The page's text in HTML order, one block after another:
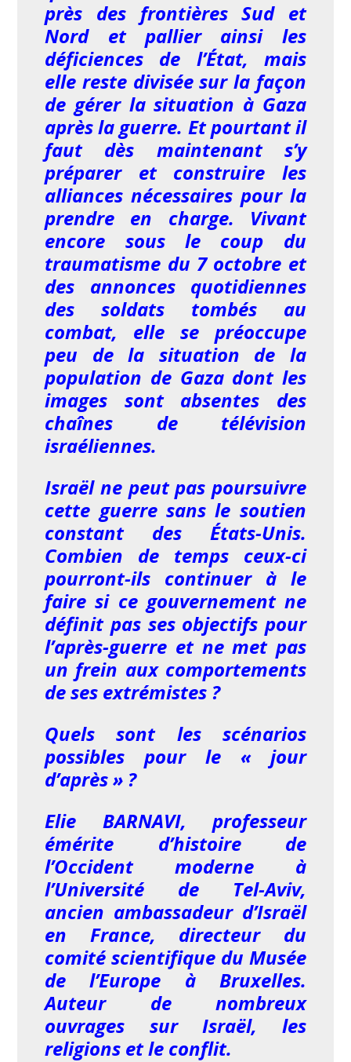
près des frontières Sud et
Nord et pallier ainsi les
déficiences de l’État, mais
elle reste divisée sur la façon
de gérer la situation à Gaza
après la guerre. Et pourtant il
faut dès maintenant s’y
préparer et construire les
alliances nécessaires pour la
prendre en charge. Vivant
encore sous le coup du
traumatisme du 7 octobre et
des annonces quotidiennes
des soldats tombés au
combat, elle se préoccupe
peu de la situation de la
population de Gaza dont les
images sont absentes des
chaînes de télévision
israéliennes.
Israël ne peut pas poursuivre
cette guerre sans le soutien
constant des États-Unis.
Combien de temps ceux-ci
pourront-ils continuer à le
faire si ce gouvernement ne
définit pas ses objectifs pour
l’après-guerre et ne met pas
un frein aux comportements
de ses extrémistes ?
Quels sont les scénarios
possibles pour le « jour
d’après » ?
Elie BARNAVI, professeur
émérite d’histoire de
l’Occident moderne à
l’Université de Tel-Aviv,
ancien ambassadeur d’Israël
en France, directeur du
comité scientifique du Musée
de l’Europe à Bruxelles.
Auteur de nombreux
ouvrages sur Israël, les
religions et le conflit.